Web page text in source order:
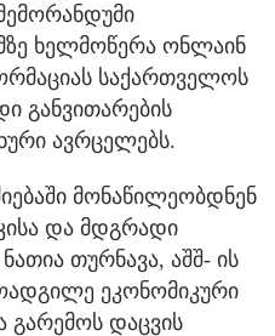
ხელმოწერა ონლაინ
საქართველოს
განვითარების
ავრცელებს.
მონაწილეობდნენ
და მდგრადი
თურნავა, აშშ- ის
ეკონომიკური
გარემოს დაცვის